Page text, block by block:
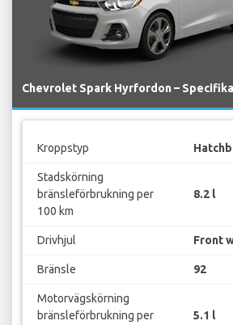
Chevrolet Spark Hyrfordon –
Kroppstyp
Stadskörning
bränsleförbrukning per
100 km
8.2 l
Drivhjul Front
Bränsle 92
Motorvägskörning
bränsleförbrukning per
5.1 l